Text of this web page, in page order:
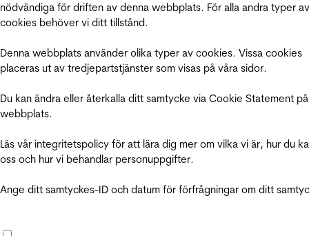
nödvändiga för driften av denna webbplats. För alla andra typer av
cookies behöver vi ditt tillstånd.
Denna webbplats använder olika typer av cookies. Vissa cookies
placeras ut av tredjepartstjänster som visas på våra sidor.
Du kan ändra eller återkalla ditt samtycke via Cookie Statement
webbplats.
Läs vår integritetspolicy för att lära dig mer om vilka vi är, hur du
oss och hur vi behandlar personuppgifter.
Ange ditt samtyckes-ID och datum för förfrågningar om ditt